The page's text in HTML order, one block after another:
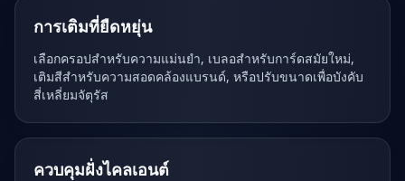
การเติมที่ยืดหยุ่น
เลือกครอปสำหรับความแม่นยำ, เบลอสำหรับการ์ดสมัยใหม่,
เติมสีสำหรับความสอดคล้องแบรนด์, หรือปรับขนาดเพื่อบังคับ
สี่เหลี่ยมจัตุรัส
ควบคุมฝั่งไคลเอนต์